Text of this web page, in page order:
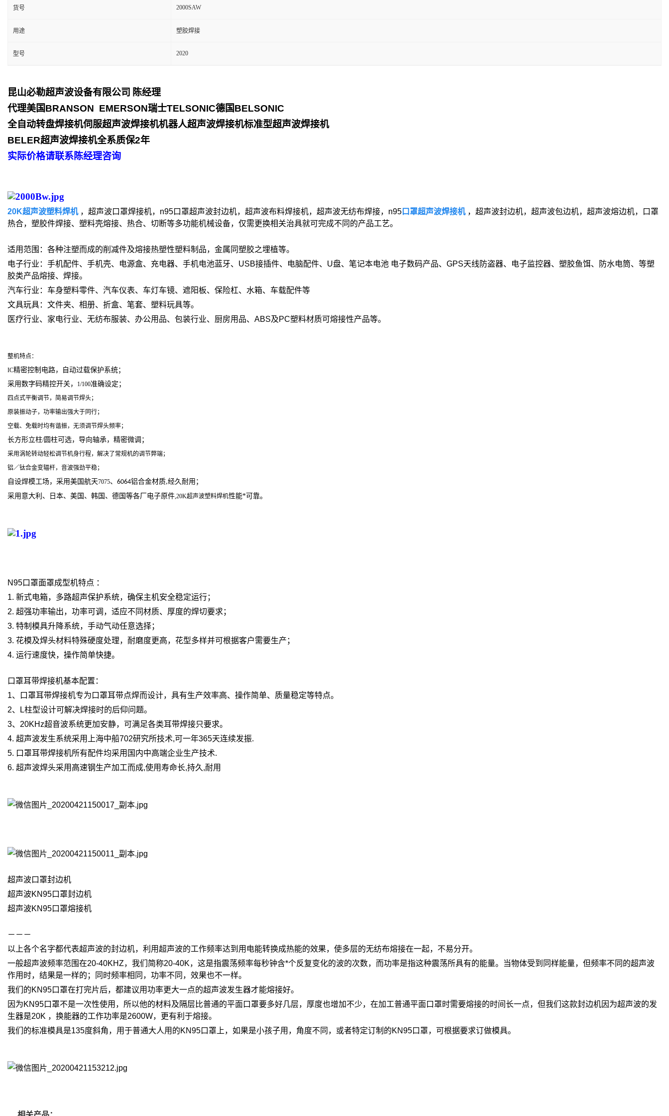
货号 2000SAW
用途 塑胶焊接
型号 2020
昆山必勒超声波设备有限公司 陈经理
代理美国BRANSON EMERSON瑞士TELSONIC德国BELSONIC
全自动转盘焊接机伺服超声波焊接机机器人超声波焊接机标准型超声波焊接机
BELER超声波焊接机全系质保2年
实际价格请联系陈经理咨询
20K超声波塑料焊机，超声波口罩焊接机，n95口罩超声波封边机，超声波布料焊接机，超声波无纺布焊接，n95 口罩超声波焊接机，超声波封边机，超声波包边机，超声波熔边机，口罩
热合，塑胶件焊接、塑料壳熔接、热合、切断等多功能机械设备，仅需更换相关治具就可完成不同的产品工艺。
适用范围：各种注塑而成的削减件及熔接热塑性塑料制品，金属同塑胶之埋植等。
电子行业：手机配件、手机壳、电源盒、充电器、手机电池蓝牙、USB接插件、电脑配件、U盘、笔记本电池 电子数码产品、GPS天线防盗器、电子监控器、塑胶鱼饵、防水电筒、等塑
胶类产品熔接、焊接。
汽车行业：车身塑料零件、汽车仪表、车灯车镜、遮阳板、保险杠、水箱、车载配件等
文具玩具：文件夹、相册、折盒、笔套、塑料玩具等。
医疗行业、家电行业、无纺布服装、办公用品、包装行业、厨房用品、ABS及PC塑料材质可熔接性产品等。
整机特点：
IC精密控制电路，自动过载保护系统；
采用数字码精控开关，
1/100准确设定；
四点式平衡调节，简易调节焊头；
原装振动子，功率输出强大于同行；
空载、免载时均有谐振，无须调节焊头频率；
长方形立柱/圆柱可选，导向轴承，精密微调；
采用涡轮转动轻松调节机身行程，解决了常规机的调节弊端；
铝／钛合金变辐杆，音波强劲平稳；
自设焊模工场，采用美国航天7075、 6064铝合金材质,经久耐用；
采用意大利、日本、美国、韩国、德国等各厂电子原件,20K超声波塑料焊机性能*可靠。
N95口罩面罩成型机特点 ：
1. 新式电箱，多路超声保护系统，确保主机安全稳定运行；
2. 超强功率输出，功率可调，适应不同材质、厚度的焊切要求；
3. 特制模具升降系统，手动气动任意选择；
3. 花模及焊头材料特殊硬度处理，耐磨度更高，花型多样并可根据客户需要生产；
4. 运行速度快，操作简单快捷。
口罩耳带焊接机基本配置：
1、口罩耳带焊接机专为口罩耳带点焊而设计，具有生产效率高、操作简单、质量稳定等特点。
2、L柱型设计可解决焊接时的后仰问题。
3、20KHz超音波系统更加安静，可满足各类耳带焊接只要求。
4. 超声波发生系统采用上海中船702研究所技术,可一年365天连续发振.
5. 口罩耳带焊接机所有配件均采用国内中高端企业生产技术.
6. 超声波焊头采用高速钢生产加工而成,使用寿命长,持久,耐用
超声波口罩封边机
超声波KN95口罩封边机
超声波KN95口罩熔接机
－－－
以上各个名字都代表超声波的封边机，利用超声波的工作频率达到用电能转换成热能的效果，使多层的无纺布熔接在一起，不易分开。
一般超声波频率范围在20-40KHZ，我们简称20-40K，这是指震荡频率每秒钟含*个反复变化的波的次数，而功率是指这种震荡所具有的能量。当物体受到同样能量，但频率不同的超声波
作用时，结果是一样的；同时频率相同，功率不同，效果也不一样。
我们的KN95口罩在打完片后，都建议用功率更大一点的超声波发生器才能熔接好。
因为KN95口罩不是一次性使用，所以他的材料及隔层比普通的平面口罩要多好几层，厚度也增加不少，在加工普通平面口罩时需要熔接的时间长一点，但我们这款封边机因为超声波的发
生器是20K ，换能器的工作功率是2600W，更有利于熔接。
我们的标准模具是135度斜角，用于普通大人用的KN95口罩上，如果是小孩子用，角度不同，或者特定订制的KN95口罩，可根据要求订做模具。